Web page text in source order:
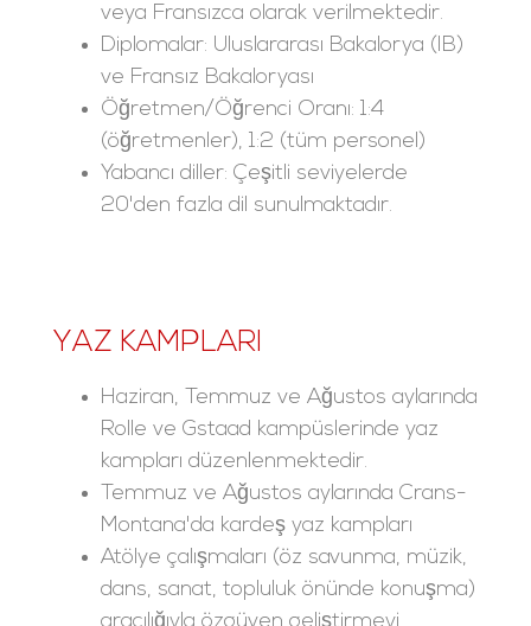
veya Fransızca olarak verilmektedir.
Diplomalar: Uluslararası Bakalorya (IB)
ve Fransız Bakaloryası
Öğretmen/Öğrenci Oranı: 1:4
(öğretmenler), 1:2 (tüm personel)
Yabancı diller: Çeşitli seviyelerde
20'den fazla dil sunulmaktadır.
YAZ KAMPLARI
Haziran, Temmuz ve Ağustos aylarında
Rolle ve Gstaad kampüslerinde yaz
kampları düzenlenmektedir.
Temmuz ve Ağustos aylarında Crans-
Montana'da kardeş yaz kampları
Atölye çalışmaları (öz savunma, müzik,
dans, sanat, topluluk önünde konuşma)
aracılığıyla özgüven geliştirmeyi